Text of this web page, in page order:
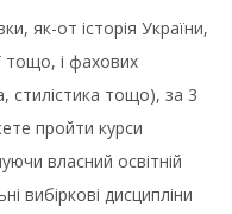
як-от історія України,
тощо, і фахових
стилістика тощо), за 3
пройти курси
власний освітній
вибіркові дисципліни